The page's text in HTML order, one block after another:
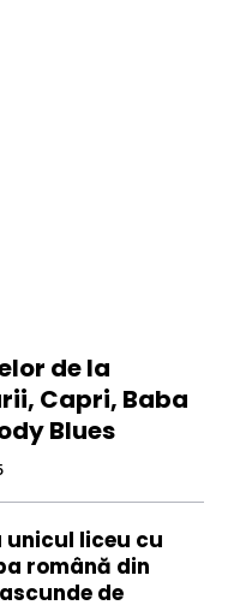
de la
Capri, Baba
Blues
liceu cu
română din
de